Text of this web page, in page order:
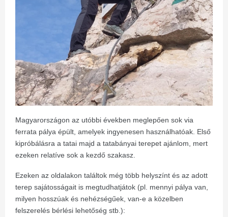
Magyarországon az utóbbi években meglepően sok via
ferrata pálya épült, amelyek ingyenesen használhatóak. Első
kipróbálásra a tatai majd a tatabányai terepet ajánlom, mert
ezeken relatíve sok a kezdő szakasz.
Ezeken az oldalakon találtok még több helyszínt és az adott
terep sajátosságait is megtudhatjátok (pl. mennyi pálya van,
milyen hosszúak és nehézségűek, van-e a közelben
felszerelés bérlési lehetőség stb.):